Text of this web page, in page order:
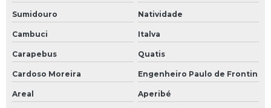
Sumidouro Natividade
Cambuci Italva
Carapebus Quatis
Cardoso Moreira Engenheiro Paulo de Frontin
Areal Aperibé